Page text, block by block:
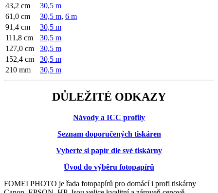
43,2 cm
30,5 m
61,0 cm
30,5 m, 6 m
91,4 cm
30,5 m
111,8 cm
30,5 m
127,0 cm
30,5 m
152,4 cm
30,5 m
210 mm
30,5 m
DŮLEŽITÉ ODKAZY
Návody a ICC profily
Seznam doporučených tiskáren
Vyberte si papír dle své tiskárny
Úvod do výběru fotopapírů
FOMEI PHOTO je řada fotopapírů pro domácí i profi tiskárny